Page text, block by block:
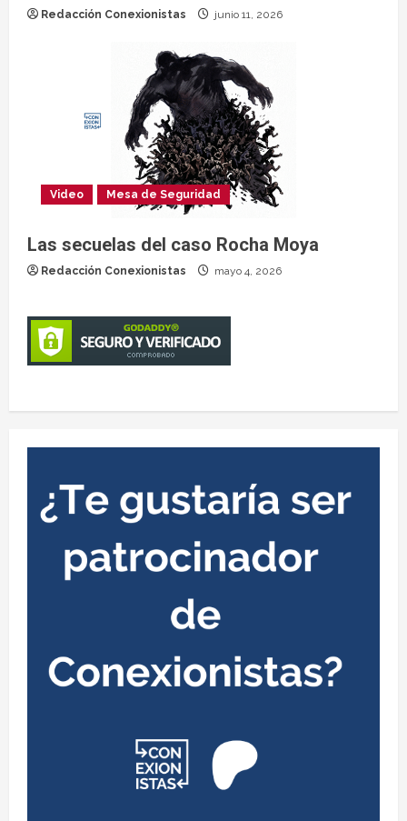
Redacción Conexionistas junio 11, 2026
Video Mesa de Seguridad
Las secuelas del caso Rocha Moya
Redacción Conexionistas mayo 4, 2026